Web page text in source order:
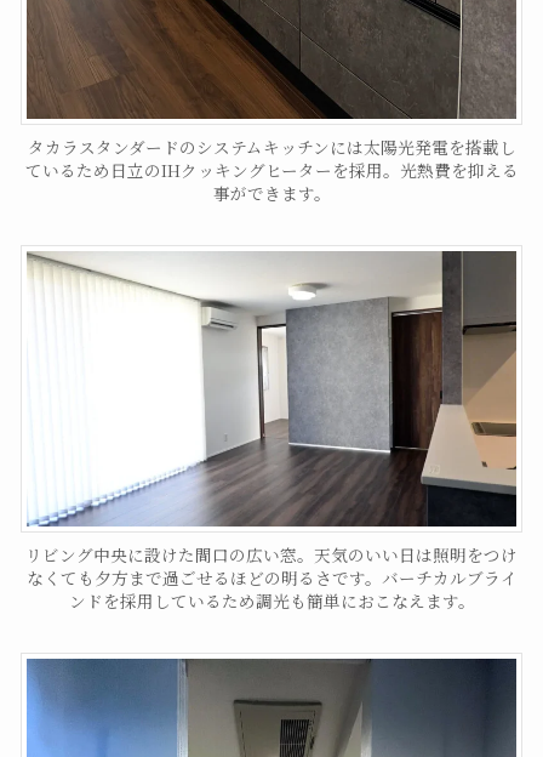
タカラスタンダードのシステムキッチンには太陽光発電を搭載し
ているため日立のIHクッキングヒーターを採用。光熱費を抑える
事ができます。
リビング中央に設けた間口の広い窓。天気のいい日は照明をつけ
なくても夕方まで過ごせるほどの明るさです。バーチカルブライ
ンドを採用しているため調光も簡単におこなえます。